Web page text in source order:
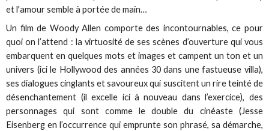
et l'amour semble à portée de main…
Un film de Woody Allen comporte des incontournables, ce pour
quoi on l’attend : la virtuosité de ses scènes d’ouverture qui vous
embarquent en quelques mots et images et campent un ton et un
univers (ici le Hollywood des années 30 dans une fastueuse villa),
ses dialogues cinglants et savoureux qui suscitent un rire teinté de
désenchantement (il excelle ici à nouveau dans l’exercice), des
personnages qui sont comme le double du cinéaste (Jesse
Eisenberg en l’occurrence qui emprunte son phrasé, sa démarche,